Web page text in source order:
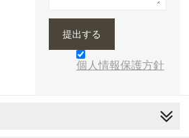
提出する
個人情報保護方針